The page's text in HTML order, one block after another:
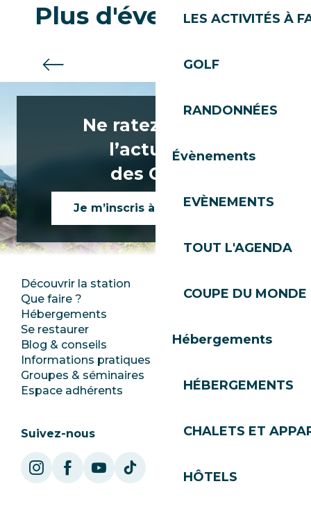
LES ACTIVITÉS À
GOLF
RANDONNÉES
Évènements
EVÈNEMENTS
TOUT L'AGENDA
COUPE DU
Hébergements
HÉBERGEMENTS
CHALETS ET
HÔTELS
Plus d'évenements
Bénévoles
Ne ratez rien de
l’actualité
des Gets !
Je m’inscris à la newsletter
Découvrir la station
Que faire ?
Hébergements
Se restaurer
Blog & conseils
Informations pratiques
Groupes & séminaires
Espace adhérents
Club Les Gets
Ecotourisme
SoleGets
Les Gets Tourisme
Suivez-nous